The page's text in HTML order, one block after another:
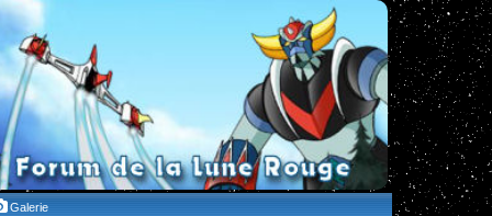
Galerie